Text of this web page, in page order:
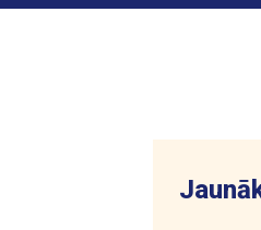
Par ASTARTE